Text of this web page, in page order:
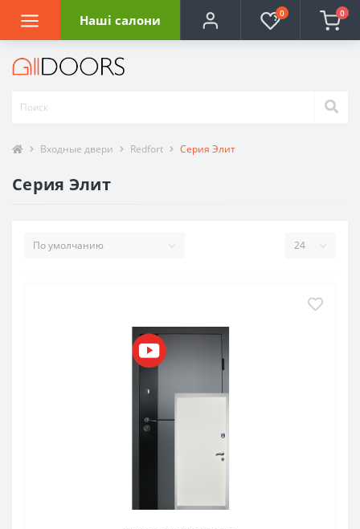
Наші салони 0 0
Входные двери Redfort Серия Элит
Серия Элит